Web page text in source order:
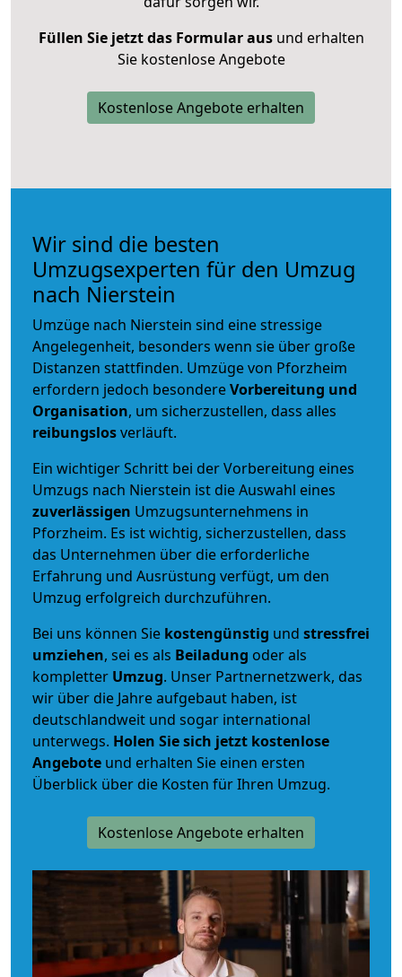
Füllen Sie jetzt das Formular ausund erhalten
Sie kostenlose Angebote
Kostenlose Angebote erhalten
Wir sind die besten
Umzugsexperten für den Umzug
nach Nierstein
Umzüge nach Nierstein sind eine stressige
Angelegenheit, besonders wenn sie über große
Distanzen stattfinden. Umzüge von Pforzheim
erfordern jedoch besondereVorbereitung und
Organisation, um sicherzustellen, dass alles
reibungslosverläuft.
Ein wichtiger Schritt bei der Vorbereitung eines
Umzugs nach Nierstein ist die Auswahl eines
zuverlässigen Umzugsunternehmens in
Pforzheim. Es ist wichtig, sicherzustellen, dass
das Unternehmen über die erforderliche
Erfahrung und Ausrüstung verfügt, um den
Umzug erfolgreich durchzuführen.
Bei uns können Sie kostengünstig und stressfrei
umziehen, sei es als Beiladung oder als
kompletter Umzug. Unser Partnernetzwerk, das
wir über die Jahre aufgebaut haben, ist
deutschlandweit und sogar international
unterwegs. Holen Sie sich jetzt kostenlose
Angebote und erhalten Sie einen ersten
Überblick über die Kosten für Ihren Umzug.
Kostenlose Angebote erhalten